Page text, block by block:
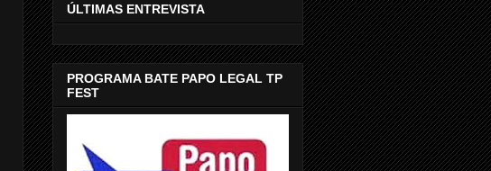
ÚLTIMAS ENTREVISTA
PROGRAMA BATE PAPO LEGAL TP
FEST